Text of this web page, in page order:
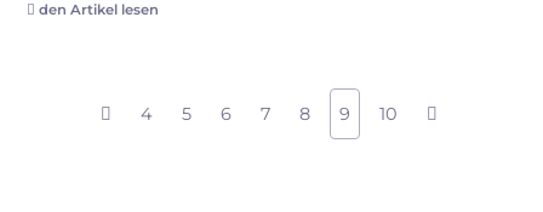
den Artikel lesen
4 5 6 7 8 9 10